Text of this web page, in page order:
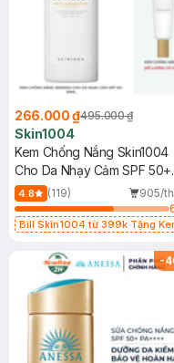
266.000 ₫495.000 ₫
Skin1004
Kem Chống Nắng Skin1004
Cho Da Nhạy Cảm SPF 50+
50ml
4.8 (119)
905/
Bill Skin1004 từ 399k Tặng
SPF 50+ 20ml (SL Có Hạn)
-